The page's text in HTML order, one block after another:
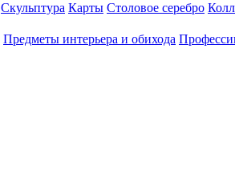
Скульптура Карты Столовое серебро
Предметы интерьера и обихода